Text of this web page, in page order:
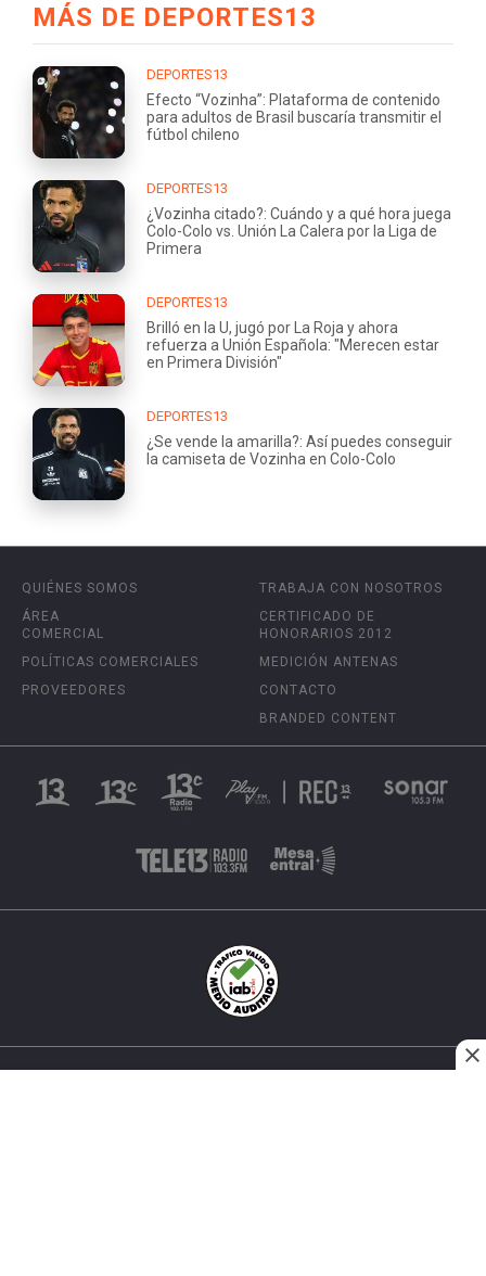
MÁS DE DEPORTES13
DEPORTES13
Efecto “Vozinha”: Plataforma de contenido
para adultos de Brasil buscaría transmitir el
fútbol chileno
DEPORTES13
¿Vozinha citado?: Cuándo y a qué hora juega
Colo-Colo vs. Unión La Calera por la Liga de
Primera
DEPORTES13
Brilló en la U, jugó por La Roja y ahora
refuerza a Unión Española: "Merecen estar
en Primera División"
DEPORTES13
¿Se vende la amarilla?: Así puedes conseguir
la camiseta de Vozinha en Colo-Colo
QUIÉNES SOMOS
ÁREA
COMERCIAL
POLÍTICAS COMERCIALES
PROVEEDORES
TRABAJA CON NOSOTROS
CERTIFICADO DE
HONORARIOS 2012
MEDICIÓN ANTENAS
CONTACTO
BRANDED CONTENT